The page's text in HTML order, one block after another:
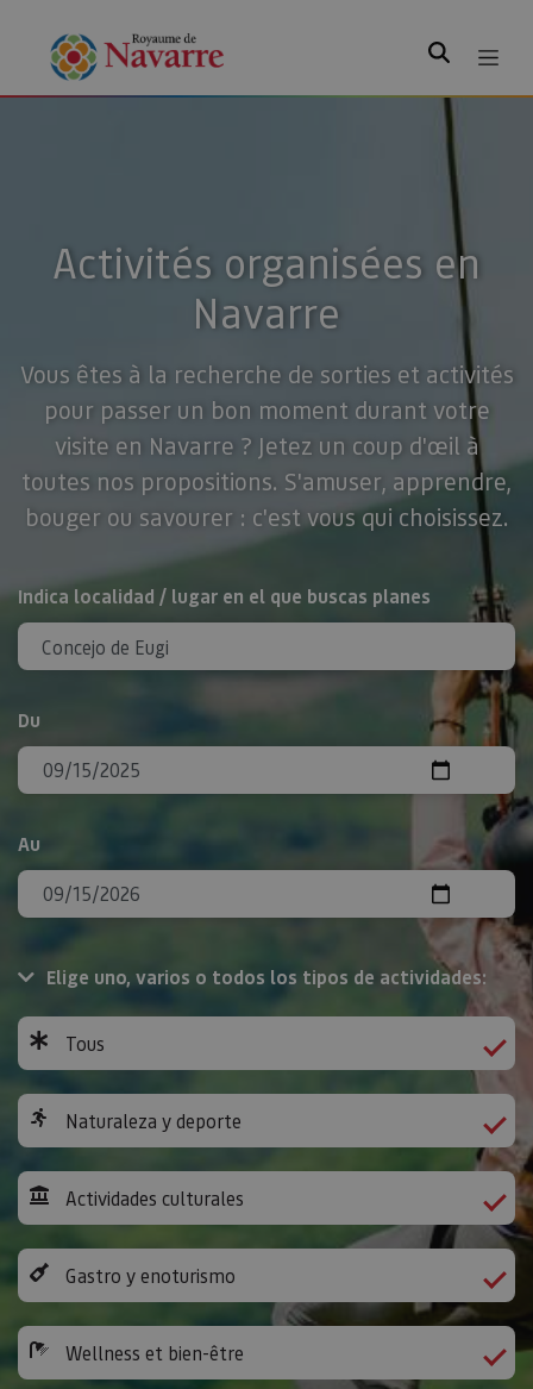
Rechercher
Activités organisées en
Navarre
Vous êtes à la recherche de sorties et activités
pour passer un bon moment durant votre
visite en Navarre ? Jetez un coup d'œil à
toutes nos propositions. S'amuser, apprendre,
bouger ou savourer : c'est vous qui choisissez.
Rechercher
Indica localidad / lugar en el que buscas planes
Du
Au
Elige uno, varios o todos los tipos de actividades:
Tous
Naturaleza y deporte
Actividades culturales
Gastro y enoturismo
Wellness et bien-être